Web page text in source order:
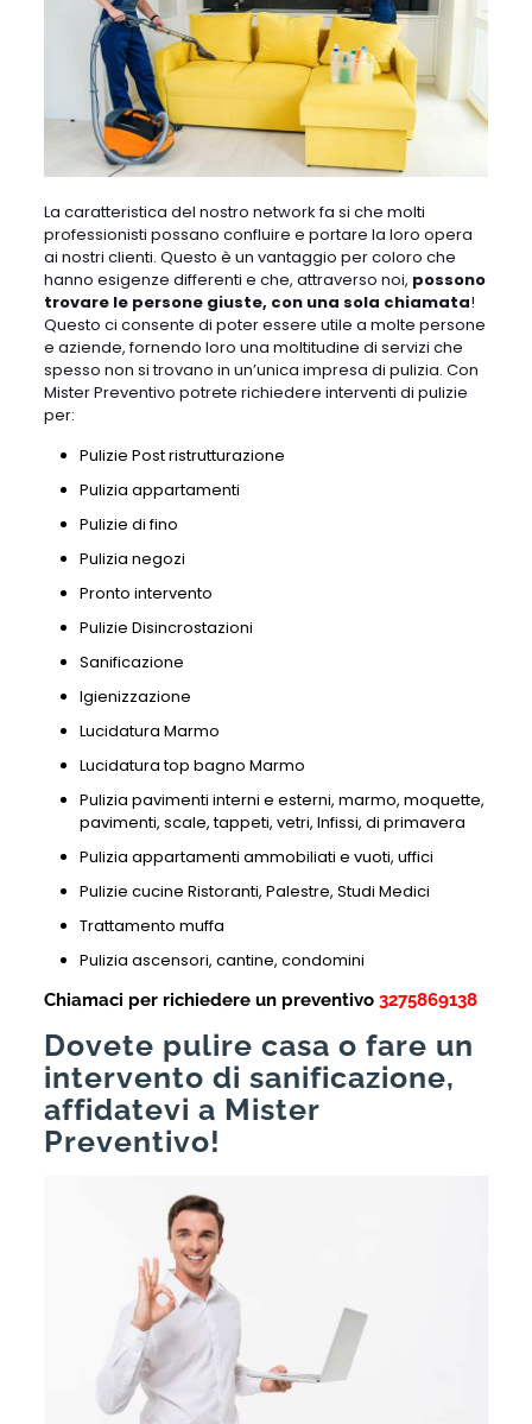
La caratteristica del nostro network fa si che molti
professionisti possano confluire e portare la loro opera
ai nostri clienti. Questo è un vantaggio per coloro che
hanno esigenze differenti e che, attraverso noi, possono
trovare le persone giuste, con una sola chiamata!
Questo ci consente di poter essere utile a molte persone
e aziende, fornendo loro una moltitudine di servizi che
spesso non si trovano in un’unica impresa di pulizia. Con
Mister Preventivo potrete richiedere interventi di pulizie
per:
Pulizie Post ristrutturazione
Pulizia appartamenti
Pulizie di fino
Pulizia negozi
Pronto intervento
Pulizie Disincrostazioni
Sanificazione
Igienizzazione
Lucidatura Marmo
Lucidatura top bagno Marmo
Pulizia pavimenti interni e esterni, marmo, moquette,
pavimenti, scale, tappeti, vetri, Infissi, di primavera
Pulizia appartamenti ammobiliati e vuoti, uffici
Pulizie cucine Ristoranti, Palestre, Studi Medici
Trattamento muffa
Pulizia ascensori, cantine, condomini
Chiamaci per richiedere un preventivo 3275869138
Dovete pulire casa o fare un
intervento di sanificazione,
affidatevi a Mister
Preventivo!